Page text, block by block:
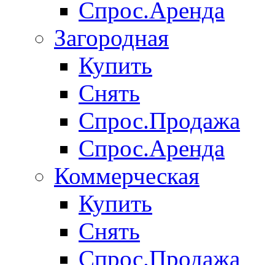
Спрос.Аренда
Загородная
Купить
Снять
Спрос.Продажа
Спрос.Аренда
Коммерческая
Купить
Снять
Спрос.Продажа